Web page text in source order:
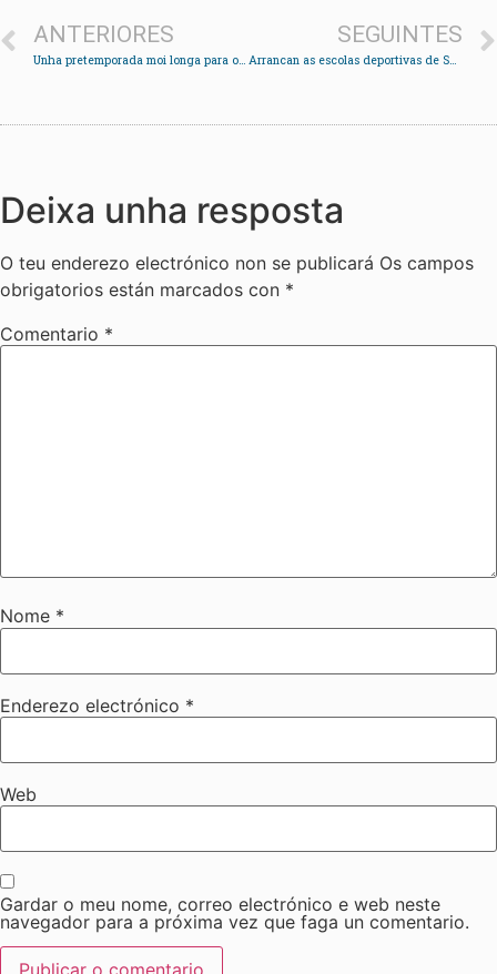
ANTERIORES SEGUINTES
Arrancan as escolas deportivas de Soutomaior con máis de 300 inscritos
Deixa unha resposta
O teu enderezo electrónico non se publicará Os campos
obrigatorios están marcados con *
Comentario *
Nome *
Enderezo electrónico *
Web
Gardar o meu nome, correo electrónico e web neste
navegador para a próxima vez que faga un comentario.